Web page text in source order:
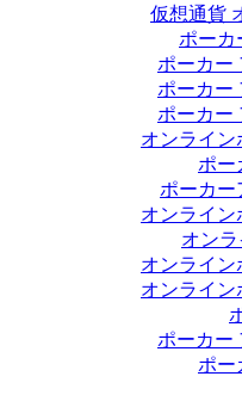
仮想通貨
ポーカ
ポーカー
ポーカー
ポーカー
オンライン
ポー
ポーカー
オンライン
オン
オンライン
オンライン
ポーカー
ポー